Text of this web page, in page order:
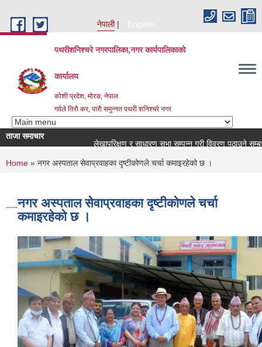
नेपाली
English
पथरीशनिश्चरे नगरपालिका,नगर कार्यपालिकाको
कार्यालय
कोशी प्रदेश, मोरङ, नेपाल
गर्वले तिराै कर, पाराै समुन्नत पथरी शनिश्चरे नगर
ताजा समाचार
लेखापरिक्षण र साधारण सभा सम्पन्न गरी विवरण पठाउने सम्बन्धमा ।
You are here
Home » नगर अस्पताल सेवाप्रवाहका दृष्टीकोणले चर्चा कमाइरहेको छ ।
नगर अस्पताल सेवाप्रवाहका दृष्टीकोणले चर्चा
कमाइरहेको छ ।